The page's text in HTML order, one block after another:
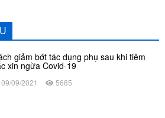
giảm bớt tác dụng phụ sau khi tiêm
xin ngừa Covid-19
09/2021 5685